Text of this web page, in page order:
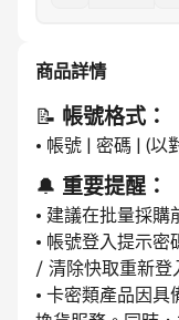
商品詳情
📝 帳號格式：
• 帳號 | 密碼 | (以
🔔 重要提醒：
• 建議在批量採購
• 帳號登入提示
/ 清除快取重新登
• 卡密類產品因